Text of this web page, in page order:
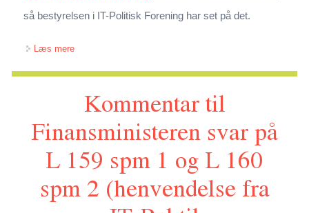
så bestyrelsen i IT-Politisk Forening har set på det.
Læs mereom Tanker om IT-havarikommision
Kommentar til
Finansministeren svar på
L 159 spm 1 og L 160
spm 2 (henvendelse fra